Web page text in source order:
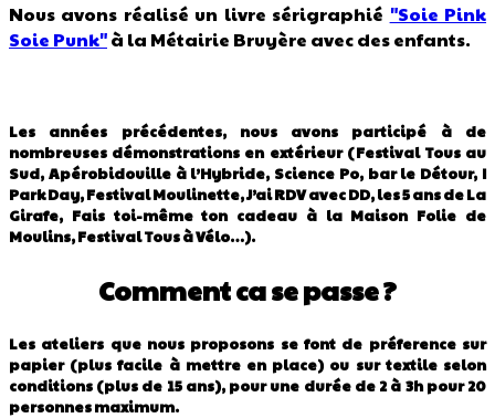
Nous avons réalisé un livre sérigraphié "Soie Pink
Soie Punk"à la Métairie Bruyère avec des enfants.
Les années précédentes, nous avons participé à de
nombreuses démonstrations en extérieur (Festival Tous au
Sud, Apérobidouille à l’Hybride, Science Po, bar le Détour, I
Park Day, Festival Moulinette, J’ai RDV avec DD, les 5 ans de La
Girafe, Fais toi-même ton cadeau à la Maison Folie de
Moulins, Festival Tous à Vélo…).
Comment ca se passe ?
Les ateliers que nous proposons se font de préference sur
papier (plus facile à mettre en place) ou sur textile selon
conditions (plus de 15 ans), pour une durée de 2 à 3h pour 20
personnes maximum.